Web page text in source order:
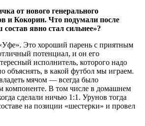
от нового генерального
и Кокорин. Что подумали после
явно стал сильнее»?
Это хороший парень с приятным
потенциал, и он его
исполнитель, которого надо
объяснять, в какой футбол мы играем.
мячом — всегда было
компоненте. В том числе в домашнем
сделали ничью 1:1. Урунов тогда
на позиции «шестерки» и провел